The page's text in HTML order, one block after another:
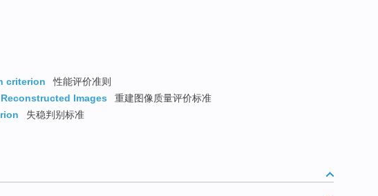
criterion
性能评价准则
Images
重建图像质量评价标准
失稳判别标准